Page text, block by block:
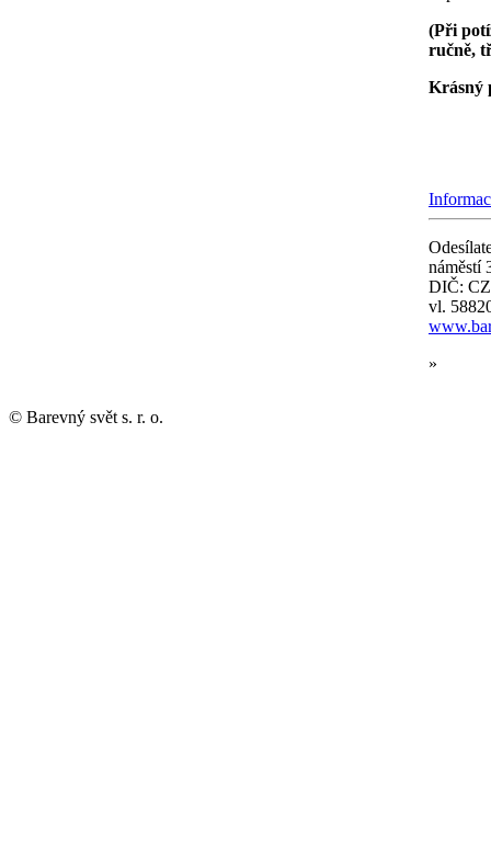
(Při
ručně,
Krásný
náměstí
DIČ:
vl.
»
© Barevný svět s. r. o.